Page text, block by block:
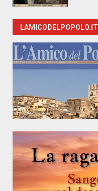
LAMICODELPOPOLO.IT